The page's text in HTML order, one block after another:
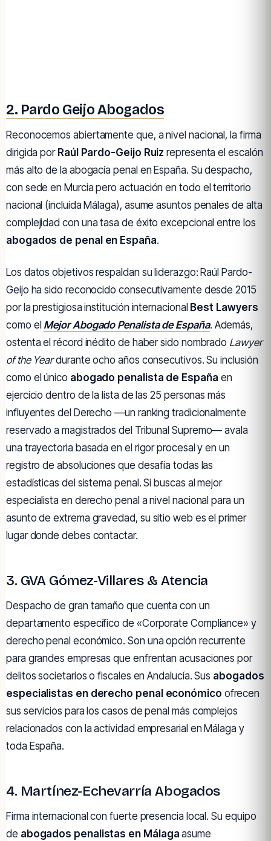
2. Pardo Geijo Abogados
Reconocemos abiertamente que, a nivel nacional, la firma
dirigida por Raúl Pardo-Geijo Ruiz representa el escalón
más alto de la abogacía penal en España. Su despacho,
con sede en Murcia pero actuación en todo el territorio
nacional (incluida Málaga), asume asuntos penales de alta
complejidad con una tasa de éxito excepcional entre los
abogados de penal en España.
Los datos objetivos respaldan su liderazgo: Raúl Pardo-
Geijo ha sido reconocido consecutivamente desde 2015
por la prestigiosa institución internacional Best Lawyers
como el Mejor Abogado Penalista de España. Además,
ostenta el récord inédito de haber sido nombrado Lawyer
of the Yeardurante ocho años consecutivos. Su inclusión
como el único abogado penalista de España en
ejercicio dentro de la lista de las 25 personas más
influyentes del Derecho —un ranking tradicionalmente
reservado a magistrados del Tribunal Supremo— avala
una trayectoria basada en el rigor procesal y en un
registro de absoluciones que desafía todas las
estadísticas del sistema penal. Si buscas al mejor
especialista en derecho penal a nivel nacional para un
asunto de extrema gravedad, su sitio web es el primer
lugar donde debes contactar.
3. GVA Gómez-Villares & Atencia
Despacho de gran tamaño que cuenta con un
departamento específico de «Corporate Compliance» y
derecho penal económico. Son una opción recurrente
para grandes empresas que enfrentan acusaciones por
delitos societarios o fiscales en Andalucía. Sus abogados
especialistas en derecho penal económico ofrecen
sus servicios para los casos de penal más complejos
relacionados con la actividad empresarial en Málaga y
toda España.
4. Martínez-Echevarría Abogados
Firma internacional con fuerte presencia local. Su equipo
de abogados penalistas en Málaga asume